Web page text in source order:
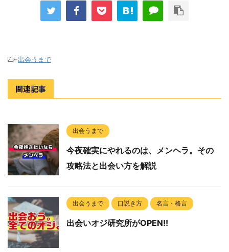
-出会うまで
関連記事
出会うまで
今夜確実にやれるのは、メンヘラ。その
攻略法と出会い方を解説
出会うまで 口説き方 名言・格言
出会いオジ研究所がOPEN!!